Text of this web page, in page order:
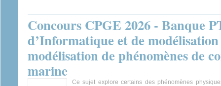
Concours CPGE 2026 - Banque
d’Informatique et de
modélisation de phénomènes de
marine
Ce sujet explore certains des phénomènes